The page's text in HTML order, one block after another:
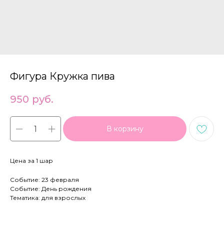
Фигура Кружка пива
950 руб.
В корзину
Цена за 1 шар
Событие: 23 февраля
Событие: День рождения
Тематика: для взрослых